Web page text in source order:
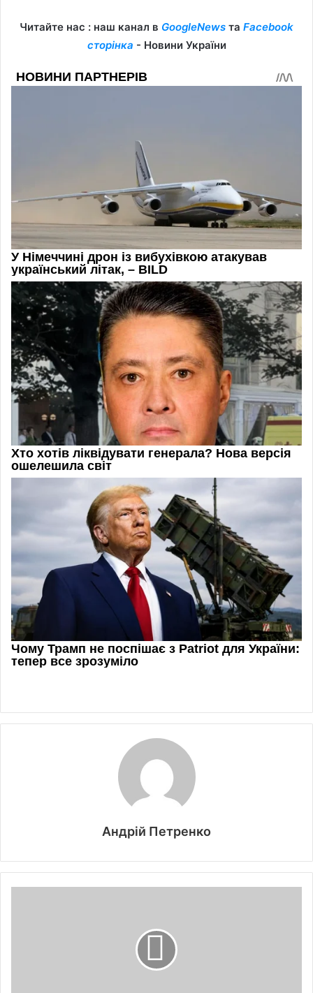
Читайте нас : наш канал в GoogleNews та Facebook
сторінка - Новини України
Андрій Петренко